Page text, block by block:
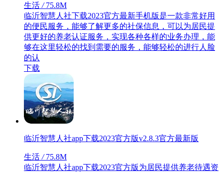
生活 /75.8M
临沂智慧人社下载2023官方最新手机版是一款非常好用
的便民服务，能够了解更多的社保信息，可以为居民提
供更好的养老认证服务，实现各种各样的业务办理，能
够在这里轻松的找到需要的服务，能够轻松的进行人脸
的认
下载
临沂智慧人社app下载2023官方版v2.8.3官方最新版
生活 /75.8M
临沂智慧人社app下载2023官方版为居民提供养老待遇资